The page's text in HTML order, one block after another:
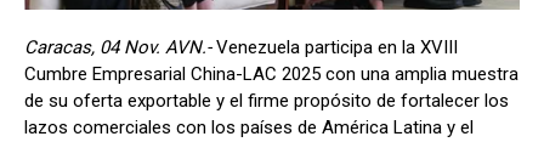
Caracas, 04 Nov. AVN.-Venezuela participa en la XVIII
Cumbre Empresarial China-LAC 2025 con una amplia muestra
de su oferta exportable y el firme propósito de fortalecer los
lazos comerciales con los países de América Latina y el